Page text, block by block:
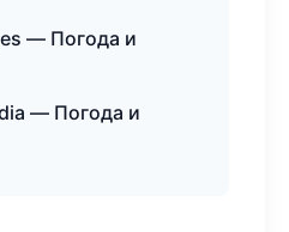
— Погода и
— Погода и